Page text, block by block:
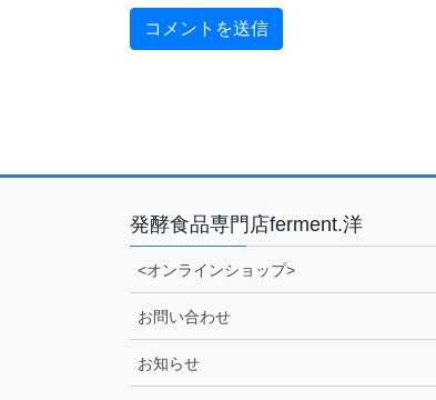
発酵食品専門店ferment.洋
<オンラインショップ>
お問い合わせ
お知らせ